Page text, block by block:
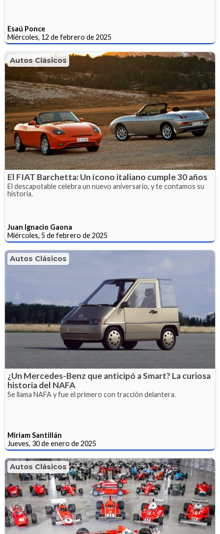
Esaú Ponce
Miércoles, 12 de febrero de 2025
Autos Clásicos
El FIAT Barchetta: Un ícono italiano cumple 30 años
El descapotable celebra un nuevo aniversario, y te contamos su
historia.
Juan Ignacio Gaona
Miércoles, 5 de febrero de 2025
Autos Clásicos
¿Un Mercedes-Benz que anticipó a Smart? La curiosa
historia del NAFA
Se llama NAFA y fue el primero con tracción delantera.
Miriam Santillán
Jueves, 30 de enero de 2025
Autos Clásicos